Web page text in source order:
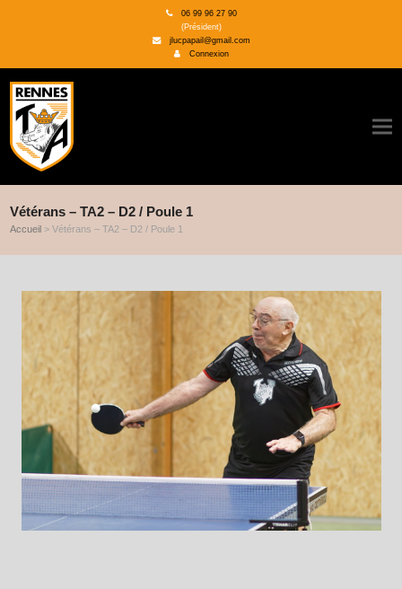
06 99 96 27 90
(Président)
jlucpapail@gmail.com
Connexion
Vétérans – TA2 – D2 / Poule 1
Accueil >Vétérans – TA2 – D2 / Poule 1